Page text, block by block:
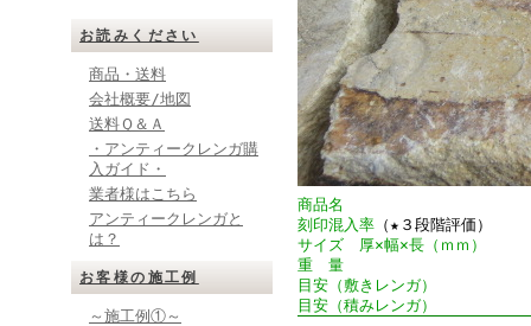
お読みください
商品・送料
会社概要/地図
送料Ｑ＆Ａ
・アンティークレンガ購
入ガイド・
業者様はこちら
アンティークレンガと
は？
お客様の施工例
～施工例①～
商品名
刻印混入率 （★３段階評価）
サイズ 厚×幅×長（ｍｍ）
重 量
目安（敷きレンガ）
目安（積みレンガ）